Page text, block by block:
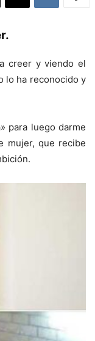
creer y viendo el
lo ha reconocido y
para luego darme
mujer, que recibe